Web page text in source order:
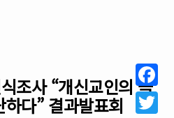
조사 “개신교인의 극
다” 결과발표회